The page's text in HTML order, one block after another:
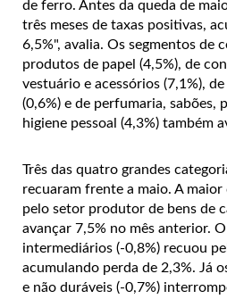
de ferro. Antes da queda de
três meses de taxas positivas,
6,5%", avalia. Os segmentos de
produtos de papel (4,5%), de
vestuário e acessórios (7,1%),
(0,6%) e de perfumaria, sabões,
higiene pessoal (4,3%) também
Três das quatro grandes
recuaram frente a maio. A
pelo setor produtor de bens de
avançar 7,5% no mês anterior.
intermediários (-0,8%) recuou
acumulando perda de 2,3%. Já
e não duráveis (-0,7%)